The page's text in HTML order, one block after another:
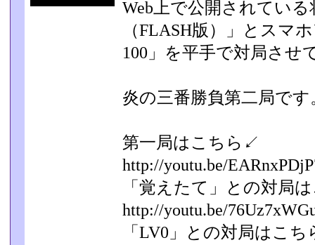
Web上で公開されてい
（FLASH版）」とスマ
100」を平手で対局させ
炎の三番勝負第二局です
第一局はこちら↙
http://youtu.be/
「覚えたて」との対局
http://youtu.be/
「LV0」との対局はこ